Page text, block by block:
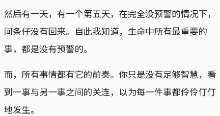
然后有一天，有一个第五天，在完全没预警的情况下，
间条仔没有回来。自此我知道，生命中所有最重要的
事，都是没有预警的。
而，所有事情都有它的前奏。你只是没有足够智慧，看
到一事与另一事之间的关连，以为每一件事都伶伶仃仃
地发生。